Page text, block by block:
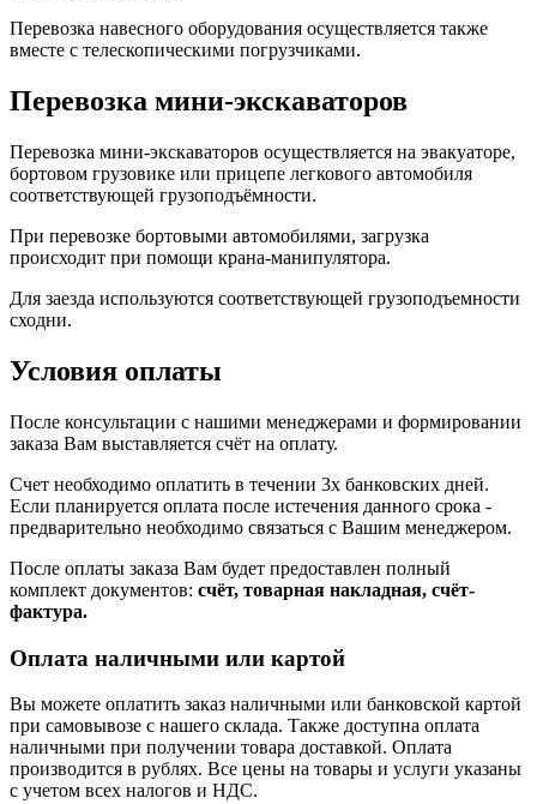
Перевозка навесного оборудования осуществляется также
вместе с телескопическими погрузчиками.
Перевозка мини-экскаваторов
Перевозка мини-экскаваторов осуществляется на эвакуаторе,
бортовом грузовике или прицепе легкового автомобиля
соответствующей грузоподъёмности.
При перевозке бортовыми автомобилями, загрузка
происходит при помощи крана-манипулятора.
Для заезда используются соответствующей грузоподъемности
сходни.
Условия оплаты
После консультации с нашими менеджерами и формировании
заказа Вам выставляется счёт на оплату.
Счет необходимо оплатить в течении 3х банковских дней.
Если планируется оплата после истечения данного срока -
предварительно необходимо связаться с Вашим менеджером.
После оплаты заказа Вам будет предоставлен полный
комплект документов: счёт, товарная накладная, счёт-
фактура.
Оплата наличными или картой
Вы можете оплатить заказ наличными или банковской картой
при самовывозе с нашего склада. Также доступна оплата
наличными при получении товара доставкой. Оплата
производится в рублях. Все цены на товары и услуги указаны
с учетом всех налогов и НДС.